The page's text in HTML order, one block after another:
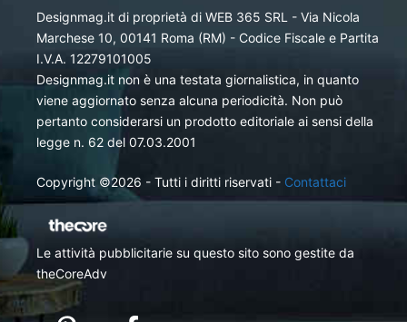
Designmag.it di proprietà di WEB 365 SRL - Via Nicola
Marchese 10, 00141 Roma (RM) - Codice Fiscale e Partita
I.V.A. 12279101005
Designmag.it non è una testata giornalistica, in quanto
viene aggiornato senza alcuna periodicità. Non può
pertanto considerarsi un prodotto editoriale ai sensi della
legge n. 62 del 07.03.2001
Copyright ©2026 - Tutti i diritti riservati - Contattaci
Le attività pubblicitarie su questo sito sono gestite da
theCoreAdv